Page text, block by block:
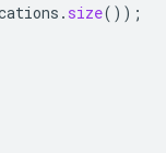
. size());